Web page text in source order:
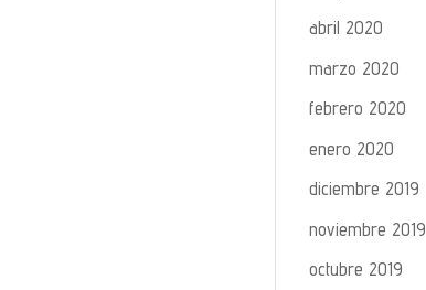
abril 2020
marzo 2020
febrero 2020
enero 2020
diciembre 2019
noviembre 2019
octubre 2019